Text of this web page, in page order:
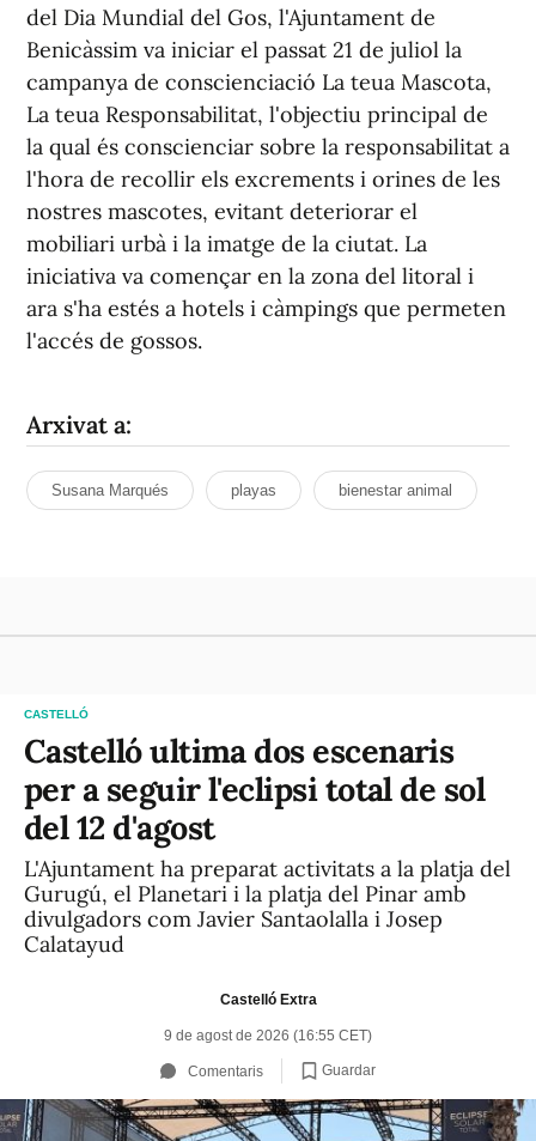
del Dia Mundial del Gos, l'Ajuntament de
Benicàssim va iniciar el passat 21 de juliol la
campanya de conscienciació La teua Mascota,
La teua Responsabilitat, l'objectiu principal de
la qual és conscienciar sobre la responsabilitat a
l'hora de recollir els excrements i orines de les
nostres mascotes, evitant deteriorar el
mobiliari urbà i la imatge de la ciutat. La
iniciativa va començar en la zona del litoral i
ara s'ha estés a hotels i càmpings que permeten
l'accés de gossos.
Arxivat a:
Susana Marqués playas bienestar animal
CASTELLÓ
Castelló ultima dos escenaris
per a seguir l'eclipsi total de sol
del 12 d'agost
L'Ajuntament ha preparat activitats a la platja del
Gurugú, el Planetari i la platja del Pinar amb
divulgadors com Javier Santaolalla i Josep
Calatayud
Castelló Extra
9 de agost de 2026 (16:55 CET)
Comentaris Guardar